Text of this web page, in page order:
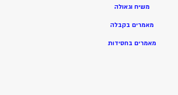
משיח וגאולה
מאמרים בקבלה
מאמרים בחסידות